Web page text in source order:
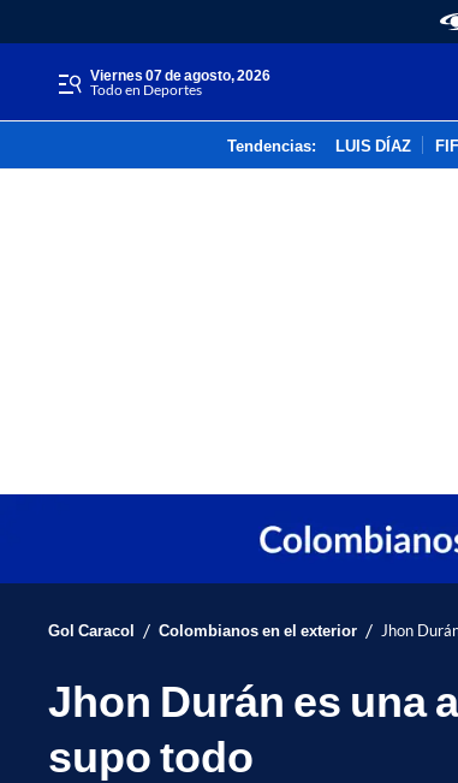
viernes 07 de agosto, 2026
Todo en Deportes
Tendencias: LUIS DÍAZ
Gol Caracol / Colombianos en el exterior / Jhon
Jhon Durán es una
supo todo